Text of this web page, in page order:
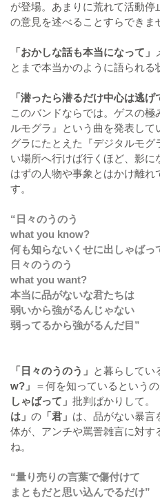
が登場。あまりに荒れて活動
の意見を述べることすらできま
「おかしな話も本当になって」
とまで本当かのように語られる
「潜ったら潜るだけ中心は逃げ
このバンドならでは。ゲスの
ルモグラ』という曲を発表し
グラにたとえた『デジタルモ
い場所へ行けば行くほど、影に
はずの人物や事象とはかけ離れ
す。
“日々のうのう
what you know?
何も知らないくせに出しゃばっ
日々のうのう
what you want?
本当に品がないな君たちは
弱いから強がるんじゃない
弱ってるから強がるんだ目”
「日々のうのう」 と暮らしてい
w?」
＝何を知っているというの
しゃばって」 批判ばかりして。
は」 の 「君」 は、品がない暴言
体が、アンチや罵詈雑言に対す
ね。
“量り売りの言葉で傷付けて
まともだと思い込んでるだけ”